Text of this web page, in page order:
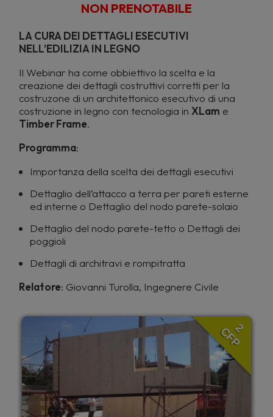
NON PRENOTABILE
LA CURA DEI DETTAGLI ESECUTIVI
NELL’EDILIZIA IN LEGNO
Il Webinar ha come obbiettivo la scelta e la
creazione dei dettagli costruttivi corretti per la
costruzone di un architettonico esecutivo di una
costruzione in legno con tecnologia in XLam e
Timber Frame.
Programma:
Importanza della scelta dei dettagli esecutivi
Dettaglio dell’attacco a terra per pareti esterne
ed interne o Dettaglio del nodo parete-solaio
Dettaglio del nodo parete-tetto o Dettagli dei
poggioli
Dettagli di architravi e rompitratta
Relatore: Giovanni Turolla, Ingegnere Civile
2
CFP